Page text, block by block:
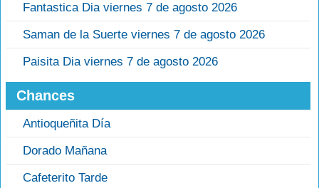
Fantastica Dia viernes 7 de agosto 2026
Saman de la Suerte viernes 7 de agosto 2026
Paisita Dia viernes 7 de agosto 2026
Chances
Antioqueñita Día
Dorado Mañana
Cafeterito Tarde